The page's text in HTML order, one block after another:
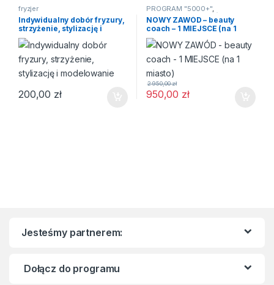
fryzjer
Indywidualny dobór fryzury,
strzyżenie, stylizację i
modelowanie
200,00 zł
PROGRAM "5000+",
URODA.CLUB,Zostań partnerem
NOWY ZAWÓD – beauty
coach – 1 MIEJSCE (na 1
miasto)
950,00 zł
2 950,00zł
Jesteśmy partnerem:
Dołącz do programu